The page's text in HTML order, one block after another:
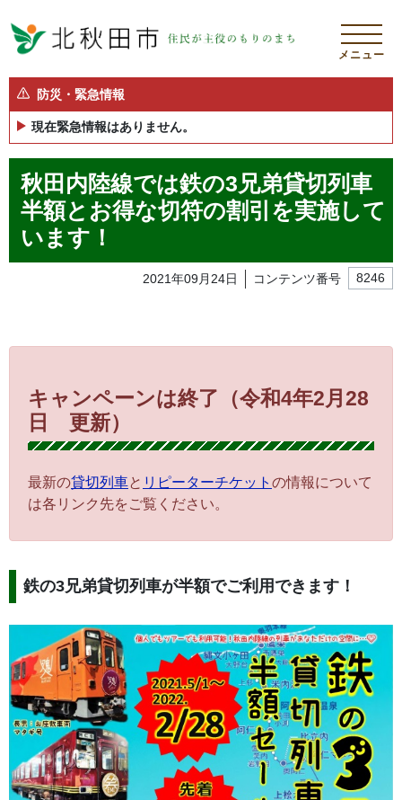
メニュー
防災・緊急情報
現在緊急情報はありません。
秋田内陸線では鉄の3兄弟貸切列車
半額とお得な切符の割引を実施して
います！
2021年09月24日 コンテンツ番号 8246
キャンペーンは終了 （令和4年2月28
日 更新）
最新の貸切列車と リピーターチケット の情報について
は各リンク先をご覧ください。
鉄の3兄弟貸切列車が半額でご利用できます！